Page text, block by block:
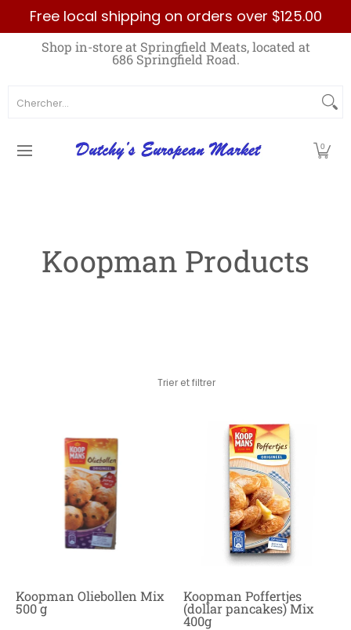
Passer au contenu principal
Free local shipping on orders over $125.00
Home Best Sellers List Specials
Shop in-store at Springfield Meats, located at
686 Springfield Road.
0
Koopman Products
Trier et filtrer
Koopman Oliebollen Mix
500 g
Koopman Poffertjes
(dollar pancakes) Mix
400g